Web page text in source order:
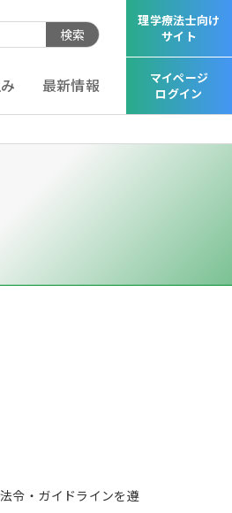
最新情報
検索
理学療法士向け
サイト
マイページ
ログイン
令・ガイドラインを遵